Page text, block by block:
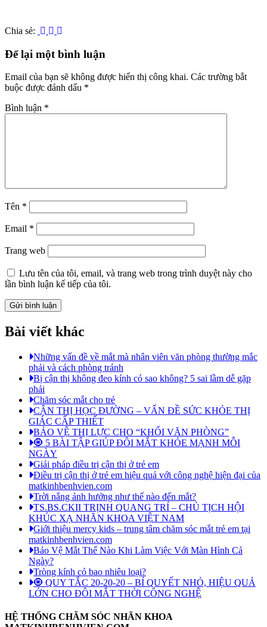
Chia sẻ:
Để lại một bình luận
Email của bạn sẽ không được hiển thị công khai. Các trường bắt
buộc được đánh dấu *
Bình luận *
Tên *
Email *
Trang web
Lưu tên của tôi, email, và trang web trong trình duyệt này cho
lần bình luận kế tiếp của tôi.
Bài viết khác
Những vấn đề về mắt mà nhân viên văn phòng thường mắc
phải và cách phòng tránh
Bị cận thị không đeo kính có sao không? 5 sai lầm dễ gặp
phải
Chăm sóc mắt cho trẻ
CẬN THỊ HỌC ĐƯỜNG – VẤN ĐỀ SỨC KHỎE THỊ
GIÁC CẤP THIẾT
BẢO VỆ THỊ LỰC CHO “KHỐI VĂN PHÒNG”
🧿 5 BÀI TẬP GIÚP ĐÔI MẮT KHỎE MẠNH MỖI
NGÀY
Giải pháp điều trị cận thị ở trẻ em
Điều trị cận thị ở trẻ em hiệu quả với công nghệ hiện đại của
matkinhbenhvien.com
Trời nắng ảnh hưởng như thế nào đến mắt?
TS.BS.CKII TRỊNH QUANG TRÍ – CHỦ TỊCH HỘI
KHÚC XẠ NHÃN KHOA VIỆT NAM
Giới thiệu mercy kids – trung tâm chăm sóc mắt trẻ em tại
matkinhbenhvien.com
Bảo Vệ Mắt Thế Nào Khi Làm Việc Với Màn Hình Cả
Ngày?
Tròng kính có bao nhiêu loại?
🧿 QUY TẮC 20-20-20 – BÍ QUYẾT NHỎ, HIỆU QUẢ
LỚN CHO ĐÔI MẮT THỜI CÔNG NGHỆ
HỆ THỐNG CHĂM SÓC NHÃN KHOA